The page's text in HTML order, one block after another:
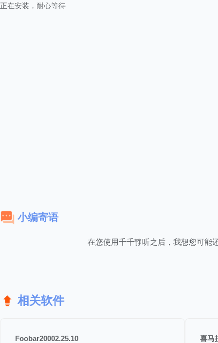
正在安装，耐心等待
小编寄语
在您使用千千静听之后，我想您可能
相关软件
Foobar20002.25.10 喜马